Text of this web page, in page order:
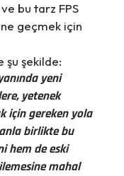
bu tarz FPS
geçmek için
şu şekilde:
yeni
yetenek
için gereken yola
birlikte bu
hem de eski
mahal